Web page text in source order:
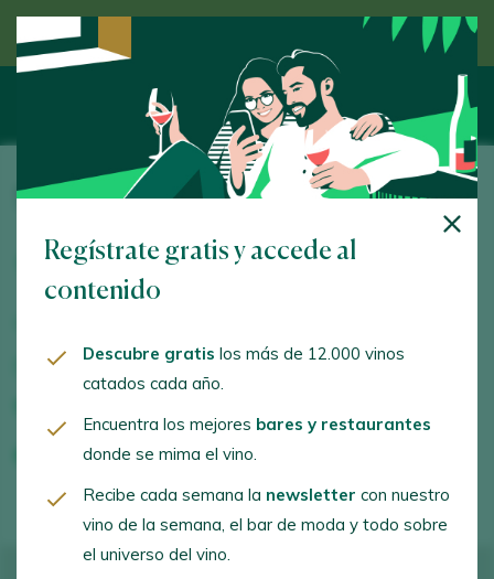
Descubre el vino de la mano de un experto
Masía de la Hoya
Avda. Navarro Reverter, 1. Segorbe. 12400 -
Castelló/Castellón
masiadelahoya@masiadelahoya.com
+34964713484
Regístrate gratis y accede al
contenido
Descubre gratis los más de 12.000 vinos
catados cada año.
Encuentra los mejores bares y restaurantes
donde se mima el vino.
Recibe cada semana la newsletter con nuestro
vino de la semana, el bar de moda y todo sobre
el universo del vino.